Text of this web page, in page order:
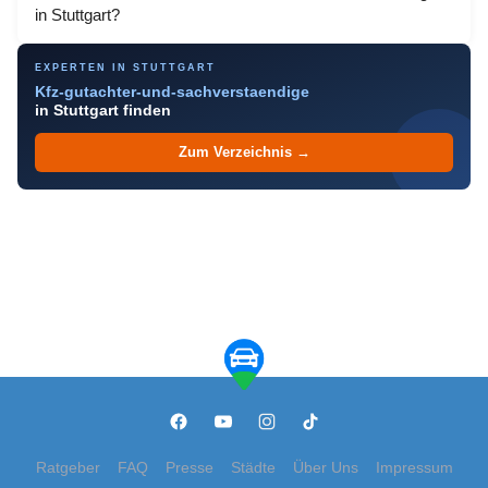
in Stuttgart?
EXPERTEN IN STUTTGART
Kfz-gutachter-und-sachverstaendige
in Stuttgart finden
Zum Verzeichnis →
Ratgeber FAQ Presse Städte Über Uns Impressum